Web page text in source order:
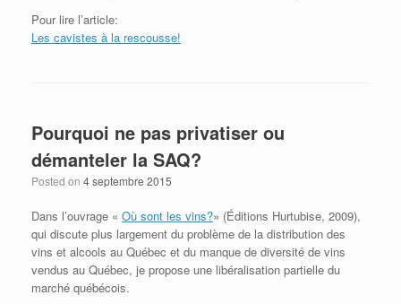
Pour lire l’article:
Les cavistes à la rescousse!
Pourquoi ne pas privatiser ou
démanteler la SAQ?
Posted on 4 septembre 2015
Dans l’ouvrage « Où sont les vins?» (Éditions Hurtubise, 2009),
qui discute plus largement du problème de la distribution des
vins et alcools au Québec et du manque de diversité de vins
vendus au Québec, je propose une libéralisation partielle du
marché québécois.